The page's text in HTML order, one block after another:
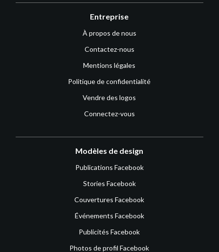
Entreprise
À propos de nous
Contactez-nous
Mentions légales
Politique de confidentialité
Vendre des logos
Connectez-vous
Modèles de design
Publications Facebook
Stories Facebook
Couvertures Facebook
Événements Facebook
Publicités Facebook
Photos de profil Facebook